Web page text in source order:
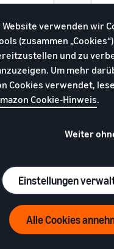
Fulfillment by Amazon
la preț redus în
FBA pentru
pentru articolele cu
verwenden wir
(zusammen
und zu
Um mehr
Cookies verwendet,
Cookie-Hinweis.
Weiter
Einstellungen
Alle Cookies